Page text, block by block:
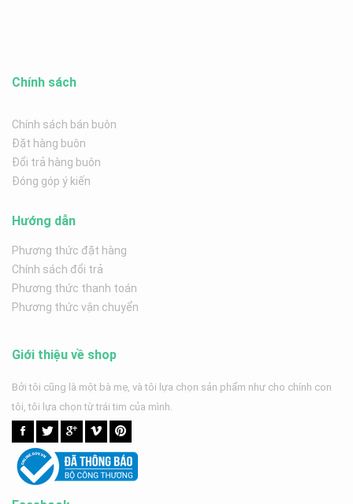
Chính sách
Chính sách bán buôn
Đặt hàng buôn
Đổi trả hàng buôn
Đóng góp ý kiến
Hướng dẫn
Phương thức đặt hàng
Chính sách đổi trả
Phương thức thanh toán
Phương thức vận chuyển
Giới thiệu về shop
Bởi tôi cũng là một bà mẹ, và tôi lựa chọn sản phẩm như cho chính con
tôi, tôi lựa chọn từ trái tim của mình.